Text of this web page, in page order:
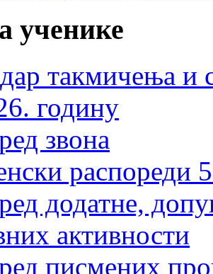
ученике
такмичења
годину
звона
распореди
додатне,
активности
писмених